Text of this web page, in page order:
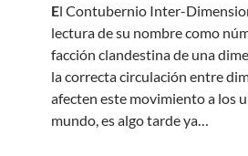
El Contubernio Inter-
lectura de su nombre como
facción clandestina de una
la correcta circulación entre
afecten este movimiento a los
mundo, es algo tarde ya…